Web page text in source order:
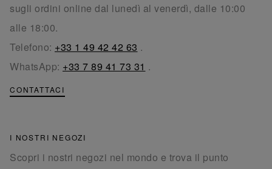
sugli ordini online dal lunedì al venerdì, dalle 10:00
alle 18:00.
Telefono: +33 1 49 42 42 63 .
WhatsApp: +33 7 89 41 73 31 .
CONTATTACI
I NOSTRI NEGOZI
Scopri i nostri negozi nel mondo e trova il punto